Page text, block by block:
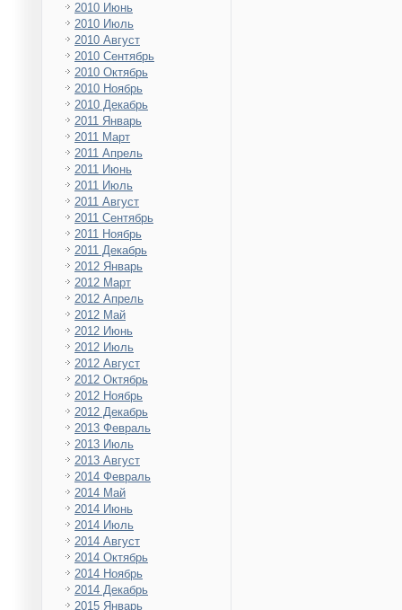
2010 Июнь
2010 Июль
2010 Август
2010 Сентябрь
2010 Октябрь
2010 Ноябрь
2010 Декабрь
2011 Январь
2011 Март
2011 Апрель
2011 Июнь
2011 Июль
2011 Август
2011 Сентябрь
2011 Ноябрь
2011 Декабрь
2012 Январь
2012 Март
2012 Апрель
2012 Май
2012 Июнь
2012 Июль
2012 Август
2012 Октябрь
2012 Ноябрь
2012 Декабрь
2013 Февраль
2013 Июль
2013 Август
2014 Февраль
2014 Май
2014 Июнь
2014 Июль
2014 Август
2014 Октябрь
2014 Ноябрь
2014 Декабрь
2015 Январь